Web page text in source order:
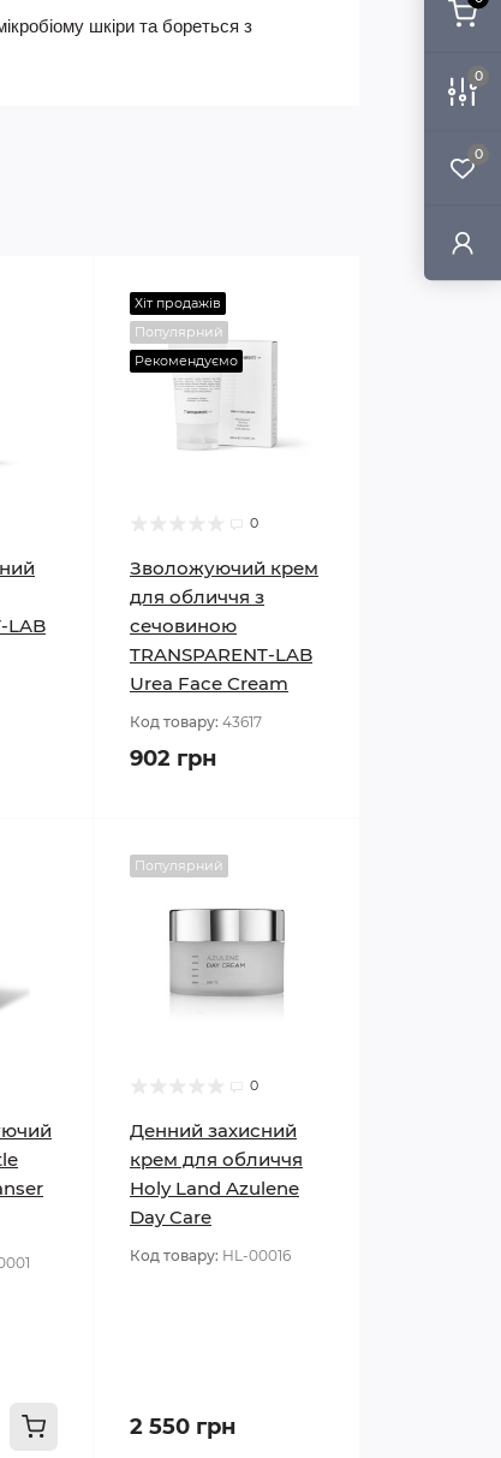
0
0
шкіри та бореться з
LAB
Хіт продажів
Популярний
Рекомендуємо
0
Зволожуючий крем
для обличчя з
сечовиною
TRANSPARENT-LAB
Urea Face Cream
Код товару: 43617
902 грн
Популярний
0
Денний захисний
крем для обличчя
Holy Land Azulene
Day Care
Код товару: HL-00016
2 550 грн